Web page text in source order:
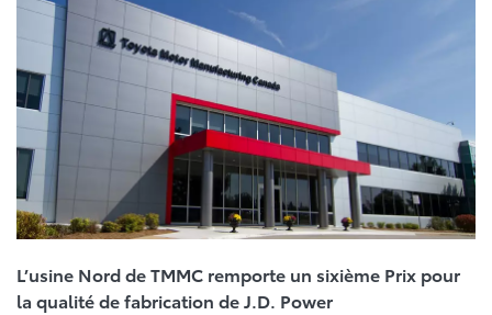
L’usine Nord de TMMC remporte un sixième Prix pour
la qualité de fabrication de J.D. Power